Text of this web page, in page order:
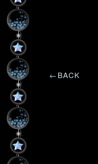
←BACK